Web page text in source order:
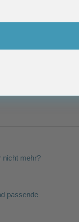
nicht mehr?
passende